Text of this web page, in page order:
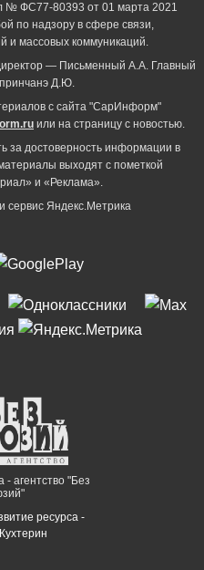
№ ФС77-80393 от 01 марта 2021
по надзору в сфере связи,
и массовых коммуникаций.
— Письменный А.А. Главный
Д.Ю.
с сайта "СарИнформ"
или на страницу с новостью.
за достоверность информации в
выходят с пометкой
и «Реклама».
сервиc Яндекс.Метрика
- агентство "Без
ресурса -